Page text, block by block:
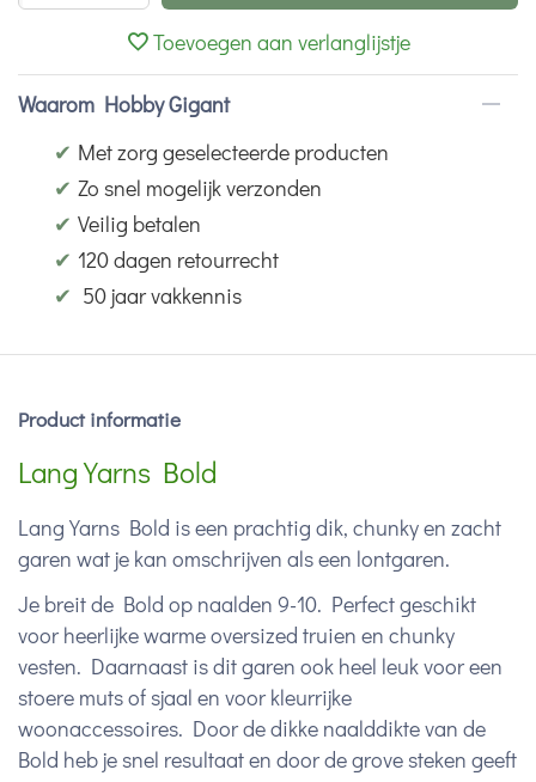
Toevoegen aan verlanglijstje
Waarom Hobby Gigant
✔ Met zorg geselecteerde producten
✔ Zo snel mogelijk verzonden
✔ Veilig betalen
✔ 120 dagen retourrecht
✔ 50 jaar vakkennis
Product informatie
Lang Yarns Bold
Lang Yarns Bold is een prachtig dik, chunky en zacht
garen wat je kan omschrijven als een lontgaren.
Je breit de Bold op naalden 9-10. Perfect geschikt
voor heerlijke warme oversized truien en chunky
vesten. Daarnaast is dit garen ook heel leuk voor een
stoere muts of sjaal en voor kleurrijke
woonaccessoires. Door de dikke naalddikte van de
Bold heb je snel resultaat en door de grove steken geeft